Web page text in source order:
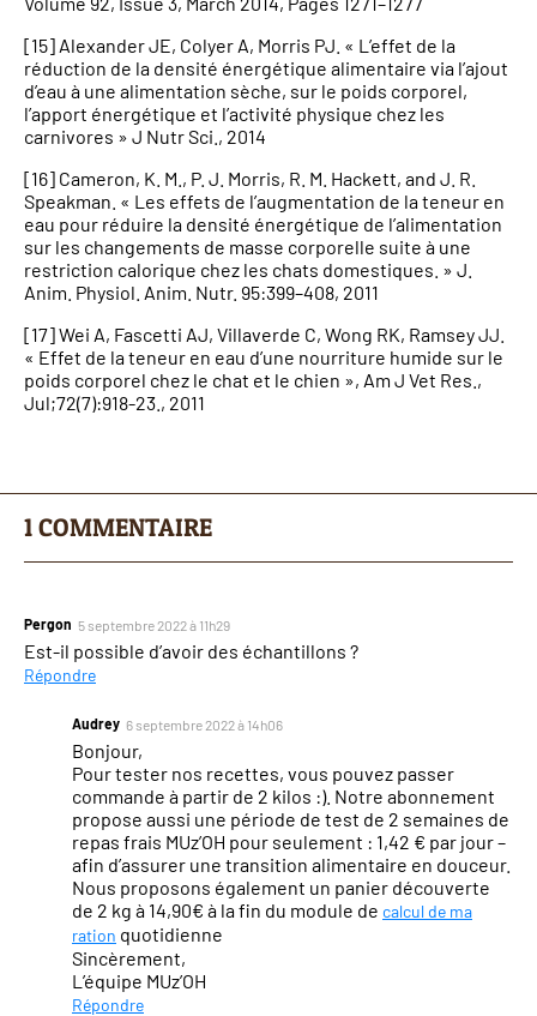
[15] Alexander JE, Colyer A, Morris PJ. « L’effet de la
réduction de la densité énergétique alimentaire via l’ajout
d’eau à une alimentation sèche, sur le poids corporel,
l’apport énergétique et l’activité physique chez les
carnivores » J Nutr Sci., 2014
[16] Cameron, K. M., P. J. Morris, R. M. Hackett, and J. R.
Speakman. « Les effets de l’augmentation de la teneur en
eau pour réduire la densité énergétique de l’alimentation
sur les changements de masse corporelle suite à une
restriction calorique chez les chats domestiques. » J.
Anim. Physiol. Anim. Nutr. 95:399–408, 2011
[17] Wei A, Fascetti AJ, Villaverde C, Wong RK, Ramsey JJ.
« Effet de la teneur en eau d’une nourriture humide sur le
poids corporel chez le chat et le chien », Am J Vet Res.,
Jul;72(7):918-23., 2011
1 COMMENTAIRE
Pergon 5 septembre 2022 à 11h29
Est-il possible d’avoir des échantillons ?
Répondre
Audrey 6 septembre 2022 à 14h06
Bonjour,
Pour tester nos recettes, vous pouvez passer
commande à partir de 2 kilos :). Notre abonnement
propose aussi une période de test de 2 semaines de
repas frais MUz’OH pour seulement : 1,42 € par jour –
afin d’assurer une transition alimentaire en douceur.
Nous proposons également un panier découverte
de 2 kg à 14,90€ à la fin du module de calcul de ma
ration quotidienne
Sincèrement,
L’équipe MUz’OH
Répondre